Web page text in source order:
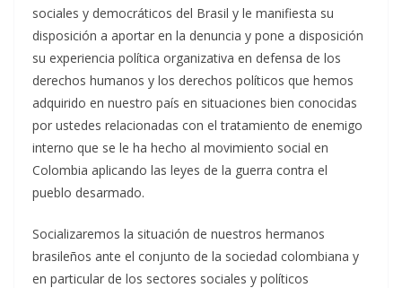
sociales y democráticos del Brasil y le manifiesta su
disposición a aportar en la denuncia y pone a disposición
su experiencia política organizativa en defensa de los
derechos humanos y los derechos políticos que hemos
adquirido en nuestro país en situaciones bien conocidas
por ustedes relacionadas con el tratamiento de enemigo
interno que se le ha hecho al movimiento social en
Colombia aplicando las leyes de la guerra contra el
pueblo desarmado.
Socializaremos la situación de nuestros hermanos
brasileños ante el conjunto de la sociedad colombiana y
en particular de los sectores sociales y políticos